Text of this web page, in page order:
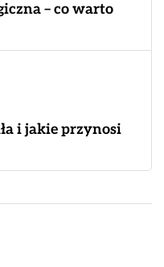
– co warto
i jakie przynosi